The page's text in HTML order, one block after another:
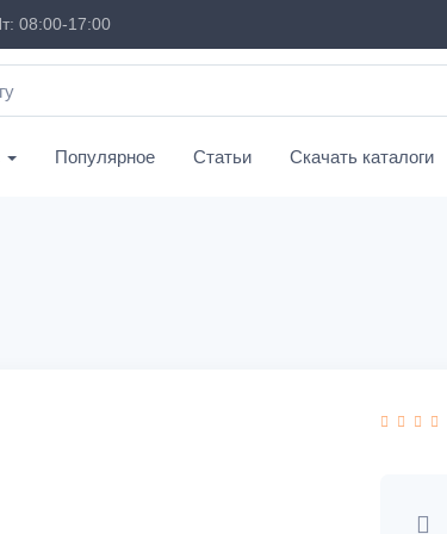
08:00-17:00
Популярное Статьи Скачать каталоги